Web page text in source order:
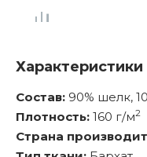
Характеристики
Состав: 90% шелк,
Плотность: 160 г/м2
Страна